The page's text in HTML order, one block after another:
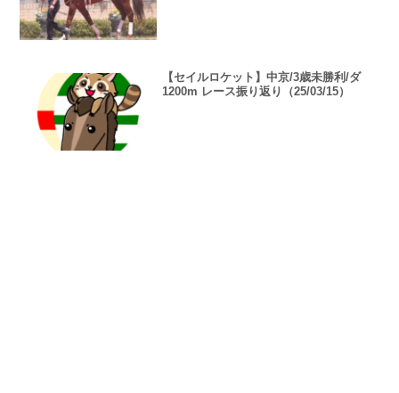
【セイルロケット】中京/3歳未勝利/ダ
1200m レース振り返り（25/03/15）